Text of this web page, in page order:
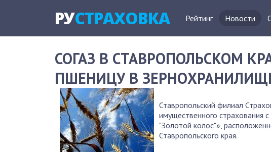
РУСТРАХОВКА Рейтинг Новости
СОГАЗ В СТАВРОПОЛЬСКОМ
ПШЕНИЦУ В
Ставропольский филиал
имущественного страхования
"Золотой колос"»,
Ставропольского края.